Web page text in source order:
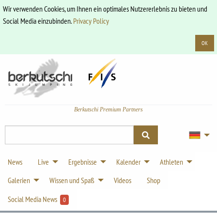
Wir verwenden Cookies, um Ihnen ein optimales Nutzererlebnis zu bieten und
Social Media einzubinden.Privacy Policy
OK
Berkutschi Premium Partners
News Live Ergebnisse Kalender
Athleten
Galerien
Wissen und Spaß Videos
Shop
Social Media News
0